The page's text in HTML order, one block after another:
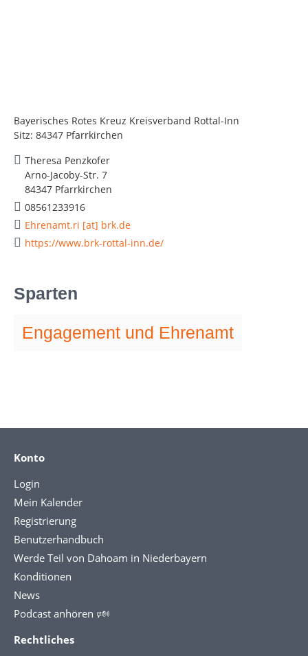
Bayerisches Rotes Kreuz Kreisverband Rottal-Inn
Sitz: 84347 Pfarrkirchen
Theresa Penzkofer
Arno-Jacoby-Str. 7
84347 Pfarrkirchen
08561233916
Ehrenamt.ri [at] brk.de
https://www.brk-rottal-inn.de/
Sparten
Engagement und Ehrenamt
Konto
Login
Mein Kalender
Registrierung
Benutzerhandbuch
Werde Teil von Dahoam in Niederbayern
Konditionen
News
Podcast anhören 🕬
Rechtliches